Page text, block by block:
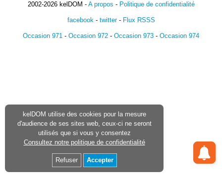
2002-2026 kelDOM - A propos - Politique de confidentialité
facebook- twitter- Flux RSSS
Occasion 971 - Occasion 972 - Occasion 973 - Occasion 974
kelDOM utilise des cookies pour la mesure
d'audience de ses sites web, ceux-ci ne seront
utilisés que si vous y consentez
Consultez notre politique de confidentialité
Refuser Accepter